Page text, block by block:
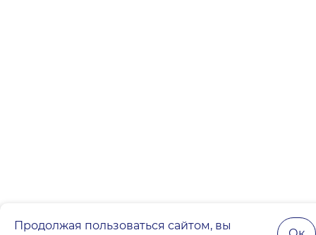
Продолжая пользоваться сайтом, вы